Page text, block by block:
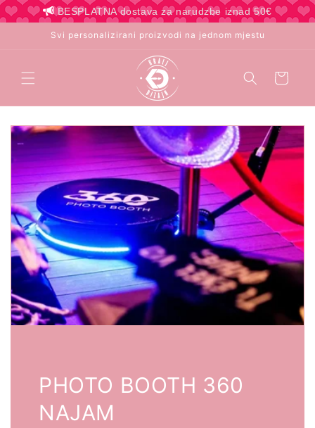
BESPLATNA dostava za narudzbe iznad 50€
Preskoči
na
Svi personalizirani proizvodi na jednom mjestu
Košarica
PHOTO BOOTH 360
NAJAM